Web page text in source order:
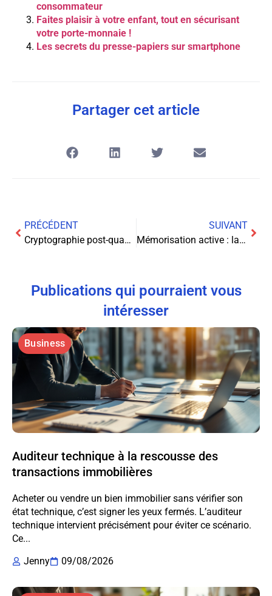
consommateur
Faites plaisir à votre enfant, tout en sécurisant
votre porte-monnaie !
Les secrets du presse-papiers sur smartphone
Partager cet article
PRÉCÉDENT
Cryptographie post-quantique appliquée aux cryptomonnaies
SUIVANT
Mémorisation active : la révolution des applications d’apprentissage
Publications qui pourraient vous
intéresser
Business
Auditeur technique à la rescousse des
transactions immobilières
Acheter ou vendre un bien immobilier sans vérifier son
état technique, c’est signer les yeux fermés. L’auditeur
technique intervient précisément pour éviter ce scénario.
Ce...
Jenny
09/08/2026